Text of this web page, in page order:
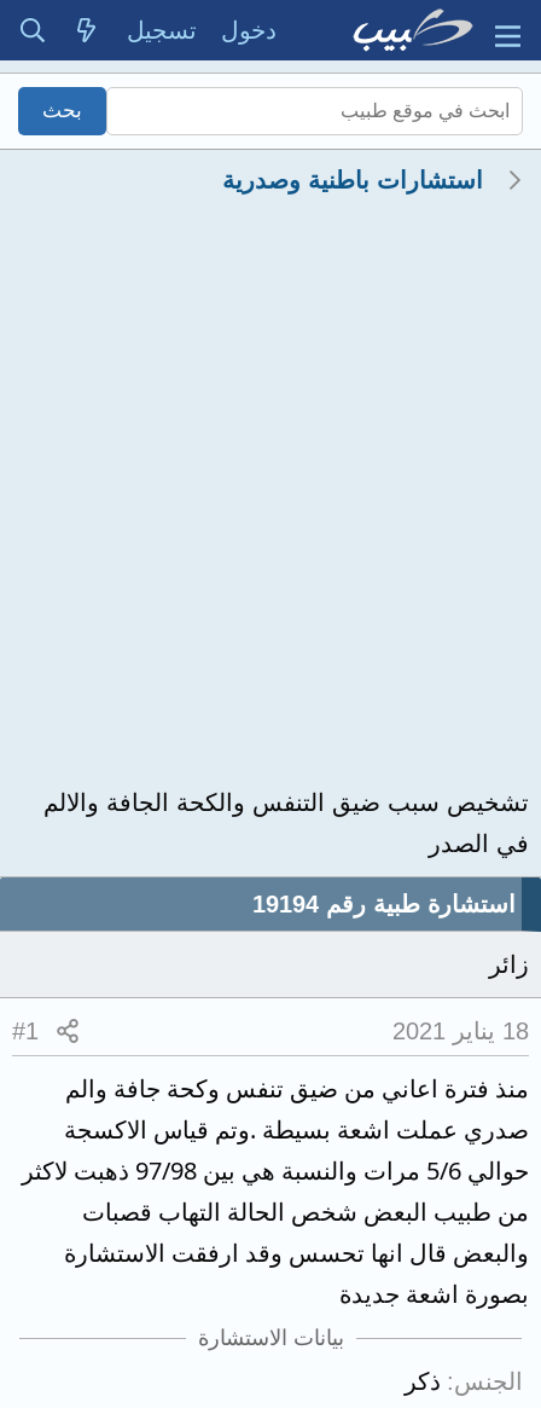
دخول تسجيل
استشارات باطنية وصدرية
تشخيص سبب ضيق التنفس والكحة الجافة والالم
في الصدر
استشارة طبية رقم 19194
زائر
18 يناير 2021 #1
منذ فترة اعاني من ضيق تنفس وكحة جافة والم
صدري عملت اشعة بسيطة .وتم قياس الاكسجة
حوالي 5/6 مرات والنسبة هي بين 97/98 ذهبت لاكثر
من طبيب البعض شخص الحالة التهاب قصبات
والبعض قال انها تحسس وقد ارفقت الاستشارة
بصورة اشعة جديدة
بيانات الاستشارة
الجنس ذكر